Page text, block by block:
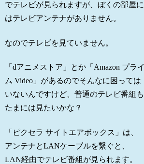
でテレビが見られますが、ぼくの部屋に
はテレビアンテナがありません。
なのでテレビを見ていません。
「dアニメストア」とか「Amazon プライ
ム Video」があるのでそんなに困っては
いないんですけど、普通のテレビ番組も
たまには見たいかな？
「ピクセラ サイトエアボックス」は、
アンテナとLANケーブルを繋ぐと、
LAN経由でテレビ番組が見られます。